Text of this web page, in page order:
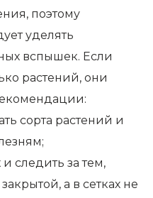
поэтому
уделять
вспышек. Если
растений, они
сорта растений и
следить за тем,
а в сетках не